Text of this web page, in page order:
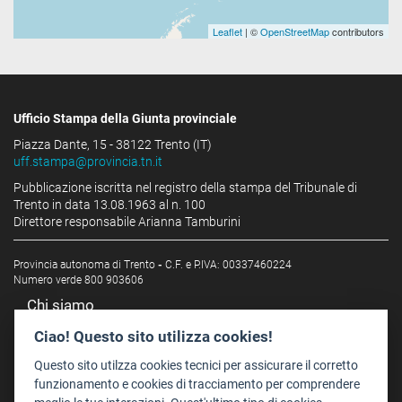
Leaflet | ©OpenStreetMapcontributors
Ufficio Stampa della Giunta provinciale
Piazza Dante, 15 - 38122 Trento (IT)
uff.stampa@provincia.tn.it
Pubblicazione iscritta nel registro della stampa del Tribunale di
Trento in data 13.08.1963 al n. 100
Direttore responsabile Arianna Tamburini
Provincia autonoma di Trento - C.F. e P.IVA: 00337460224
Numero verde 800 903606
Chi siamo
Redazione
Staff
Format - Centro Audiovisivi
Ciao! Questo sito utilizza cookies!
Questo sito utilzza cookies tecnici per assicurare il corretto
funzionamento e cookies di tracciamento per comprendere